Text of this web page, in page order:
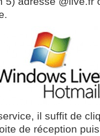
il suffit de
de réception